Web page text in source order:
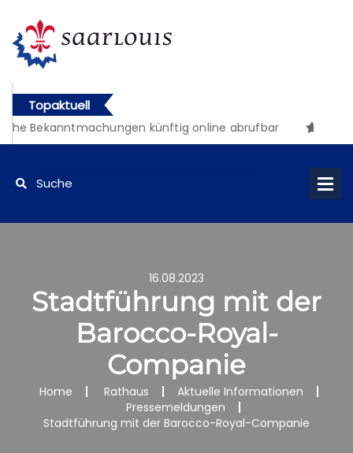
Topaktuell
Bekanntmachungen künftig online abrufbar
16.08.2023
Stadtführung mit der
Barocco-Royal-
Companie
Home Rathaus
Aktuelle Informationen
Pressemeldungen
Stadtführung mit der Barocco-Royal-Companie